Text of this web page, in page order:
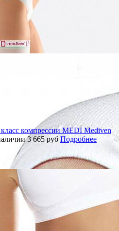
компрессии MEDI Mediven
3 665 руб Подробнее